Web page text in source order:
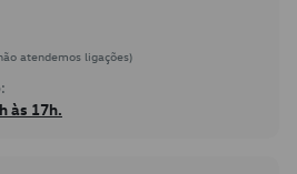
atendemos ligações)
às 17h.